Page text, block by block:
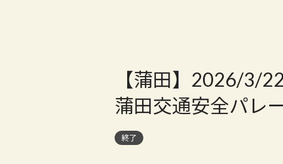
【蒲田】2026/3/
蒲田交通安全パレ
終了